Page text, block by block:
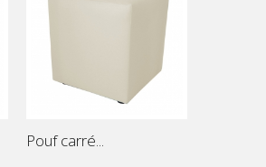
Pouf carré...